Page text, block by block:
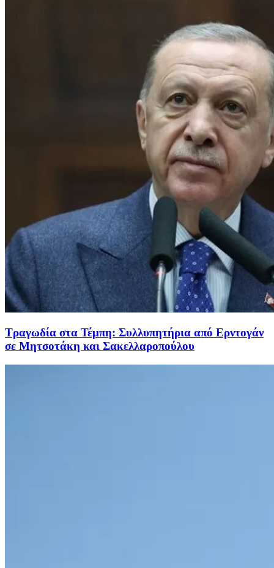
Τραγωδία στα Τέμπη: Συλλυπητήρια από Ερντογάν
σε Μητσοτάκη και Σακελλαροπούλου